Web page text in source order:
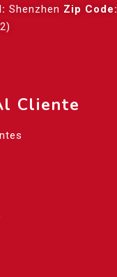
Shenzhen Zip Code:
Cliente